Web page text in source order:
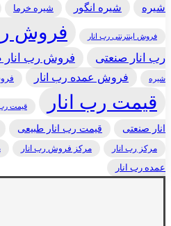
شیره
شیره انگور شیره خرما
فروش اینترنتی رب انار فروش
رب انار صنعتی
فروش رب انار
شیره فروش عمده رب انار
قیمت رب انار قیمت
انار صنعتی قیمت رب انار طبیعی
مرکز رب انار مرکز فروش رب انار
عمده رب انار